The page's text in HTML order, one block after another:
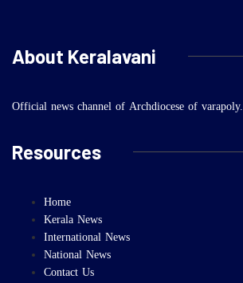
About Keralavani
Official news channel of Archdiocese of varapoly.
Resources
Home
Kerala News
International News
National News
Contact Us